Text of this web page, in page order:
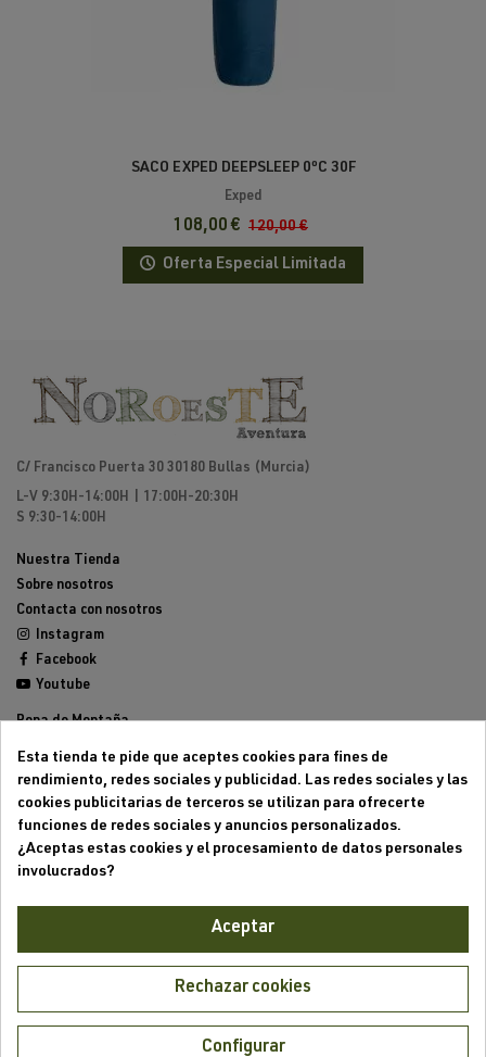
SACO EXPED DEEPSLEEP 0ºC 30F
Exped
108,00 € 120,00 €
Oferta Especial Limitada
C/ Francisco Puerta 30 30180 Bullas (Murcia)
L-V 9:30H-14:00H | 17:00H-20:30H
S 9:30-14:00H
Nuestra Tienda
Sobre nosotros
Contacta con nosotros
Instagram
Facebook
Youtube
Ropa de Montaña
Mochilas de montaña
Equipamiento de Montaña
Trailrunning
Outlet
Condiciones generales de venta
Esta tienda te pide que aceptes cookies para fines de
rendimiento, redes sociales y publicidad. Las redes sociales y las
cookies publicitarias de terceros se utilizan para ofrecerte
funciones de redes sociales y anuncios personalizados.
¿Aceptas estas cookies y el procesamiento de datos personales
involucrados?
Aceptar
Rechazar cookies
Configurar